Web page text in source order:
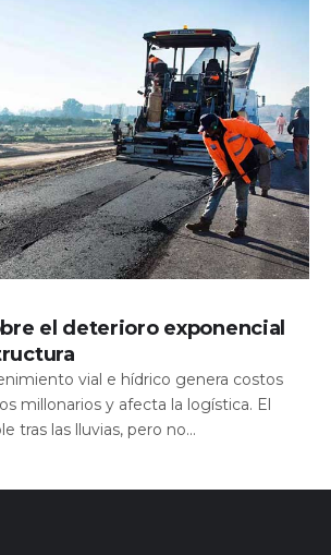
el deterioro exponencial
vial e hídrico genera costos
millonarios y afecta la logística. El
tras las lluvias, pero no...